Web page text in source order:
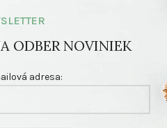
ODBER NOVINIEK
adresa: